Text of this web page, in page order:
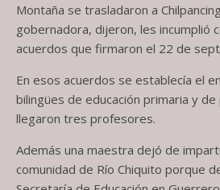
Montaña se trasladaron a
gobernadora, dijeron, les incumplió
acuerdos que firmaron el 22 de
En esos acuerdos se establecía el
bilingües de educación primaria y
llegaron tres profesores.
Además una maestra dejó de
comunidad de Río Chiquito porque